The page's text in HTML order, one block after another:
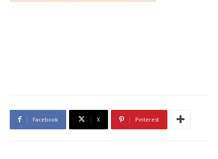
Facebook X Pinterest